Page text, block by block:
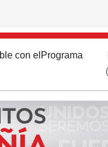
con el Programa